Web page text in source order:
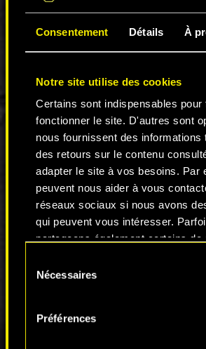
Consentement Détails À
Notre site utilise des cookies
Certains sont indispensables pour
fonctionner le site. D'autres sont
nous fournissent des informations
des retours sur le contenu
adapter le site à vos besoins. Par
peuvent nous aider à vous
réseaux sociaux si nous avons
qui peuvent vous intéresser.
partageons également certains de
optionnels ne seront appliqués
Vous pouvez consulter tous les
Nécessaires
Préférences
Cyberpunk 2077
Le jeu est disponible dès
téléchargement sur le
est un aller simple. L'excursion à
disponible séparément sur
participants peuvent subir un
présence d'une couverture de la
vivement recommandée.
COMMENTAIRES_0
REJOINDRE LA